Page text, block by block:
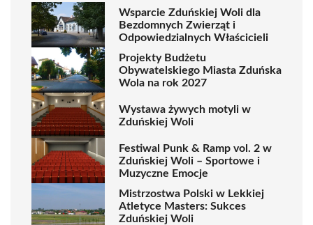
Wsparcie Zduńskiej Woli dla
Bezdomnych Zwierząt i
Odpowiedzialnych Właścicieli
Projekty Budżetu
Obywatelskiego Miasta Zduńska
Wola na rok 2027
Wystawa żywych motyli w
Zduńskiej Woli
Festiwal Punk & Ramp vol. 2 w
Zduńskiej Woli – Sportowe i
Muzyczne Emocje
Mistrzostwa Polski w Lekkiej
Atletyce Masters: Sukces
Zduńskiej Woli